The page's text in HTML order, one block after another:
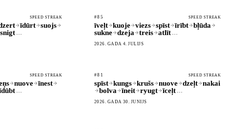
SPEED STREAK
īdūrt
suojs
snigt …
#85 SPEED STREAK
īveļt kuoje viezs spīst īrībt
bļūda
sukne
dzeja treis atlīt …
2026. GADA 4. JŪLIJS
SPEED STREAK
nuove
īnest
…
#81 SPEED STREAK
spīst kungs krušs nuove dzeļt
nakai
bolva
īneit ryugt īceļt …
2026. GADA 30. JŪNIJS